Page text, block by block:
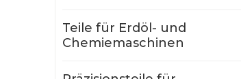
Teile für Erdöl- und
Chemiemaschinen